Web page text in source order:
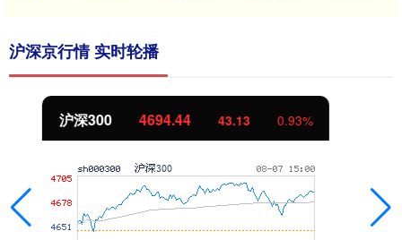
沪深京行情 实时轮播
北证50 1134.24 11.37 1.01%